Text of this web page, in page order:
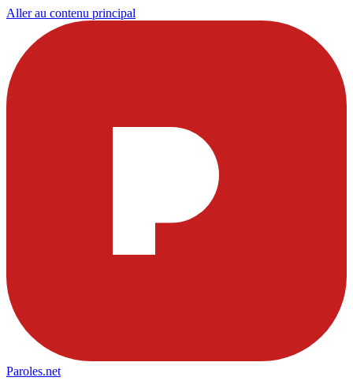
Aller au contenu principal
Paroles.net